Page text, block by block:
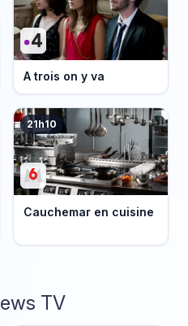
A trois on y va
21h10
Cauchemar en cuisine
TV